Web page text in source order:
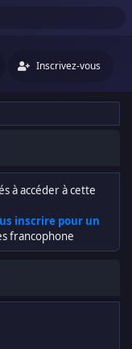
Inscrivez-vous
à accéder à cette
inscrire pour un
francophone